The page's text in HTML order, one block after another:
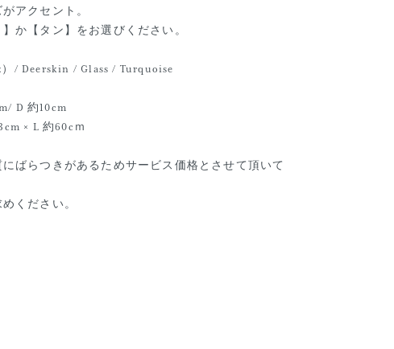
アクセント。
か【タン】をお選びください。
/ Deerskin / Glass / Turquoise
D 約10cm
× L 約60cｍ
にばらつきがあるためサービス価格とさせて頂いて
ください。